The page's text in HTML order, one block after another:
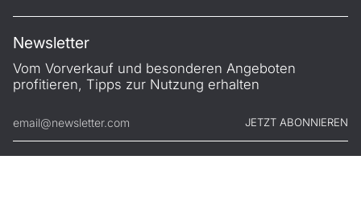
Newsletter
Vom Vorverkauf und besonderen Angeboten
profitieren, Tipps zur Nutzung erhalten
JETZT ABONNIEREN